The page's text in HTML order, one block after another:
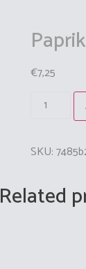
€7,25
SKU:
Related